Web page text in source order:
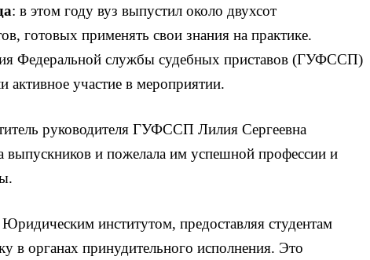
: в этом году вуз выпустил около двухсот
готовых применять свои знания на практике.
Федеральной службы судебных приставов (ГУФССП)
участие в мероприятии.
руководителя ГУФССП Лилия Сергеевна
выпускников и пожелала им успешной профессии и
институтом, предоставляя студентам
в органах принудительного исполнения. Это